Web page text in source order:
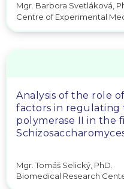
Mgr. Barbora Svetláková,
Centre of Experimental
Analysis of the role
factors in regulating
polymerase II in the
Mgr. Tomáš Selický, PhD.
Biomedical Research